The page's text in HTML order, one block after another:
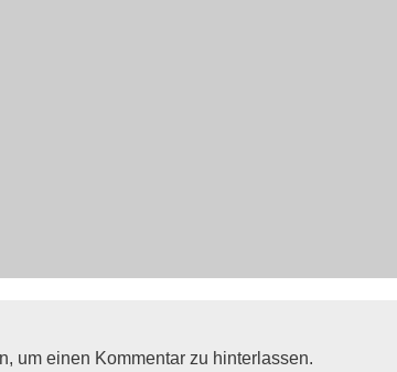
um einen Kommentar zu hinterlassen.